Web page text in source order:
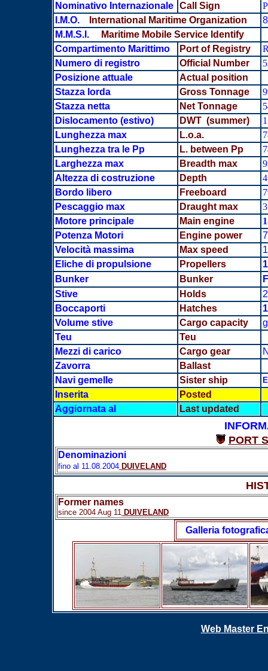
Nominativo Internazionale Call Sign
I.M.O.
International Maritime Organization
M.M.S.I.
Maritime Mobile Service Identify
Compartimento Marittimo
Port of Registry
Numero di registro
Official Number
Posizione attuale
Actual position
Stazza lorda
Gross Tonnage
Stazza netta
Net Tonnage
Dislocamento (estivo) DWT (summer)
Lunghezza max
L.o.a.
Lunghezza tra le Pp
L. between Pp
Larghezza max
Breadth max
Altezza di costruzione
Depth
Bordo libero
Freeboard
Pescaggio max
Draught max
Motore principale
Main engine 1
Potenza Motori Engine power
Velocità massima
Max speed
Eliche di propulsione
Propellers
1
Bunker
Bunker
Stive
Holds
Boccaporti
Hatches
1
Volume stive
Cargo capacity
Teu
Teu
Mezzi di carico
Cargo gear
Zavorra
Ballast
Navi gemelle
Sister ship
Inserita
Posted
Aggiornata al
Last updated
PORT
Denominazioni
fino al 11.08.2004 DUIVELAND
Former names
since 2004 Aug 11 DUIVELAND
Galleria
Web Master